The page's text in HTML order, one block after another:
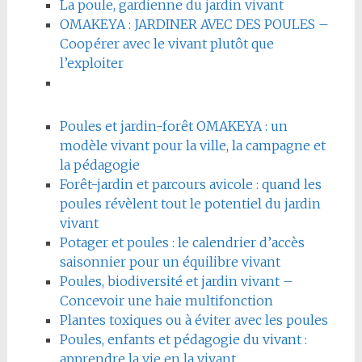
La poule, gardienne du jardin vivant
OMAKEYA : JARDINER AVEC DES POULES –
Coopérer avec le vivant plutôt que
l’exploiter
Poules et jardin-forêt OMAKEYA : un
modèle vivant pour la ville, la campagne et
la pédagogie
Forêt-jardin et parcours avicole : quand les
poules révèlent tout le potentiel du jardin
vivant
Potager et poules : le calendrier d’accès
saisonnier pour un équilibre vivant
Poules, biodiversité et jardin vivant –
Concevoir une haie multifonction
Plantes toxiques ou à éviter avec les poules
Poules, enfants et pédagogie du vivant :
apprendre la vie en la vivant